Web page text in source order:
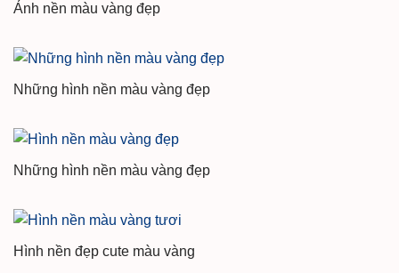
Ảnh nền màu vàng đẹp
Những hình nền màu vàng đẹp
Những hình nền màu vàng đẹp
Hình nền đẹp cute màu vàng